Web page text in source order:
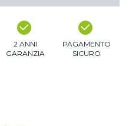
2 ANNI
GARANZIA
PAGAMENTO
SICURO